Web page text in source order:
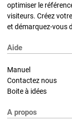
optimiser le
visiteurs. Créez
et démarquez-vous
Aide
Manuel
Contactez nous
Boite à idées
A propos